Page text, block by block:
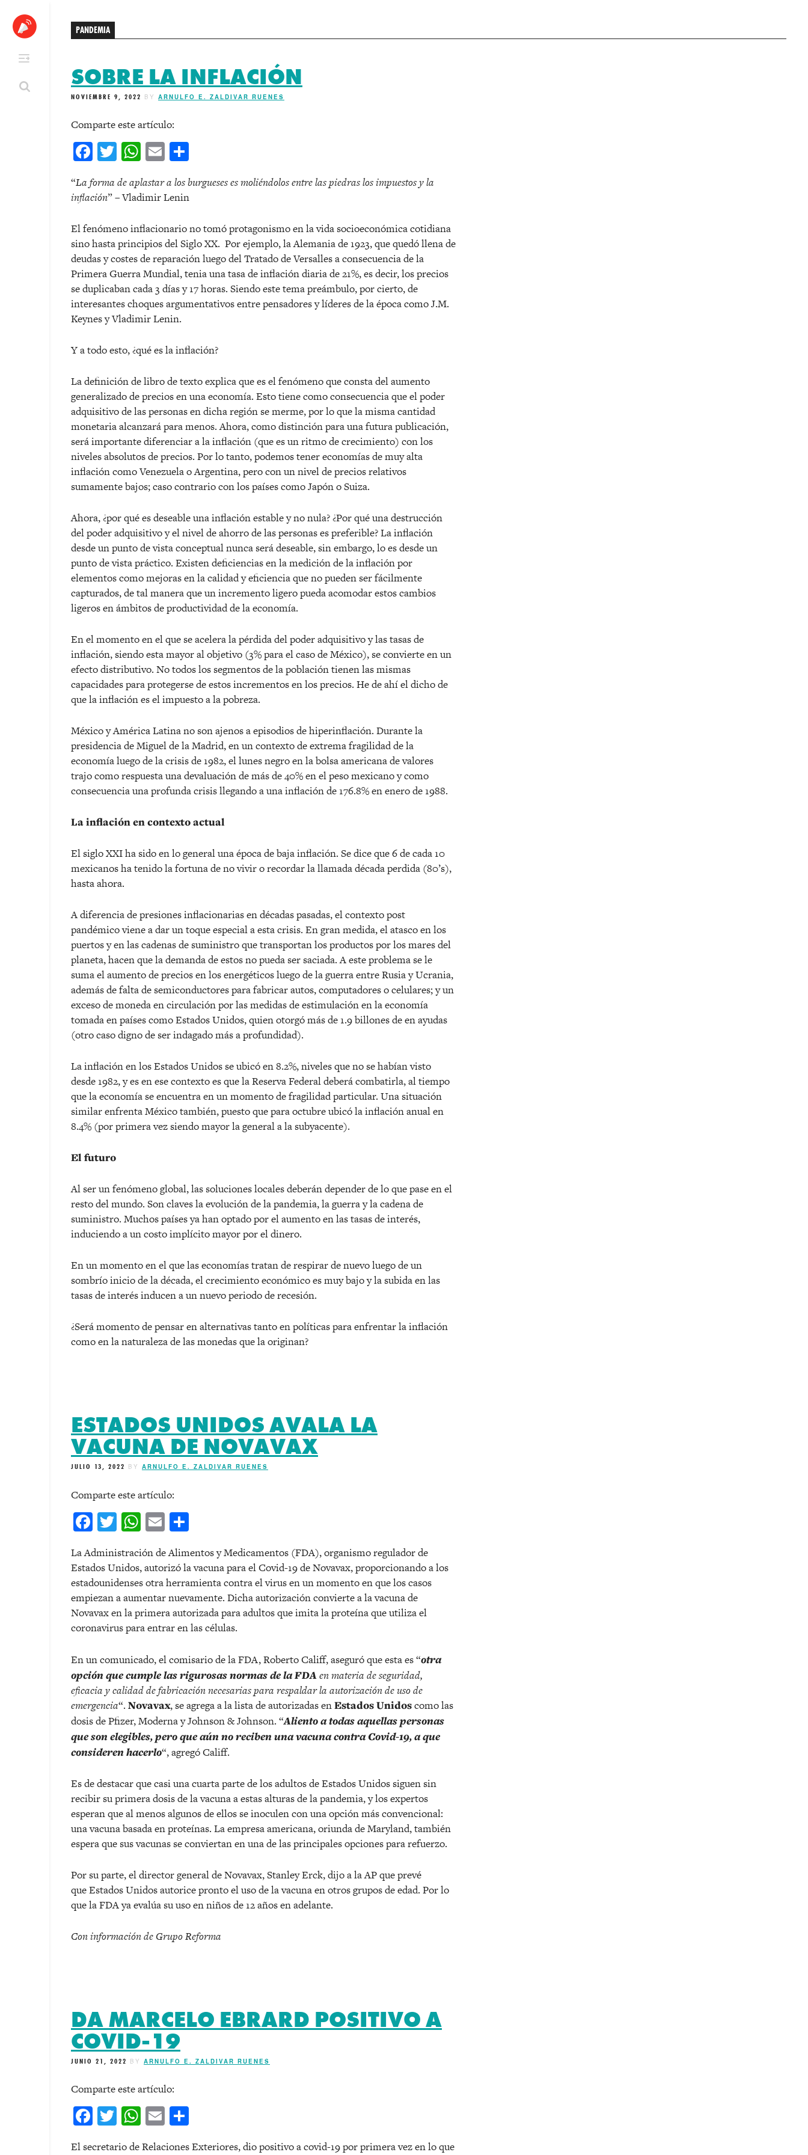
content
PANDEMIA
SOBRE LA INFLACIÓN
NOVIEMBRE 9, 2022 BY ARNULFO E. ZALDIVAR RUENES
Comparte este artículo:
Facebook
Twitter
WhatsApp
Email
“La forma de aplastar a los burgueses es moliéndolos entre las piedras los impuestos y la
inflación” – Vladimir Lenin
El fenómeno inflacionario no tomó protagonismo en la vida socioeconómica cotidiana
sino hasta principios del Siglo XX. Por ejemplo, la Alemania de 1923, que quedó llena de
deudas y costes de reparación luego del Tratado de Versalles a consecuencia de la
Primera Guerra Mundial, tenia una tasa de inflación diaria de 21%, es decir, los precios
se duplicaban cada 3 días y 17 horas. Siendo este tema preámbulo, por cierto, de
interesantes choques argumentativos entre pensadores y líderes de la época como J.M.
Keynes y Vladimir Lenin.
Y a todo esto, ¿qué es la inflación?
La definición de libro de texto explica que es el fenómeno que consta del aumento
generalizado de precios en una economía. Esto tiene como consecuencia que el poder
adquisitivo de las personas en dicha región se merme, por lo que la misma cantidad
monetaria alcanzará para menos. Ahora, como distinción para una futura publicación,
será importante diferenciar a la inflación (que es un ritmo de crecimiento) con los
niveles absolutos de precios. Por lo tanto, podemos tener economías de muy alta
inflación como Venezuela o Argentina, pero con un nivel de precios relativos
sumamente bajos; caso contrario con los países como Japón o Suiza.
Ahora, ¿por qué es deseable una inflación estable y no nula? ¿Por qué una destrucción
del poder adquisitivo y el nivel de ahorro de las personas es preferible? La inflación
desde un punto de vista conceptual nunca será deseable, sin embargo, lo es desde un
punto de vista práctico. Existen deficiencias en la medición de la inflación por
elementos como mejoras en la calidad y eficiencia que no pueden ser fácilmente
capturados, de tal manera que un incremento ligero pueda acomodar estos cambios
ligeros en ámbitos de productividad de la economía.
En el momento en el que se acelera la pérdida del poder adquisitivo y las tasas de
inflación, siendo esta mayor al objetivo (3% para el caso de México), se convierte en un
efecto distributivo. No todos los segmentos de la población tienen las mismas
capacidades para protegerse de estos incrementos en los precios. He de ahí el dicho de
que la inflación es el impuesto a la pobreza.
México y América Latina no son ajenos a episodios de hiperinflación. Durante la
presidencia de Miguel de la Madrid, en un contexto de extrema fragilidad de la
economía luego de la crisis de 1982, el lunes negro en la bolsa americana de valores
trajo como respuesta una devaluación de más de 40% en el peso mexicano y como
consecuencia una profunda crisis llegando a una inflación de 176.8% en enero de 1988.
La inflación en contexto actual
El siglo XXI ha sido en lo general una época de baja inflación. Se dice que 6 de cada 10
mexicanos ha tenido la fortuna de no vivir o recordar la llamada década perdida (80’s),
hasta ahora.
A diferencia de presiones inflacionarias en décadas pasadas, el contexto post
pandémico viene a dar un toque especial a esta crisis. En gran medida, el atasco en los
puertos y en las cadenas de suministro que transportan los productos por los mares del
planeta, hacen que la demanda de estos no pueda ser saciada. A este problema se le
suma el aumento de precios en los energéticos luego de la guerra entre Rusia y Ucrania,
además de falta de semiconductores para fabricar autos, computadores o celulares; y un
exceso de moneda en circulación por las medidas de estimulación en la economía
tomada en países como Estados Unidos, quien otorgó más de 1.9 billones de en ayudas
(otro caso digno de ser indagado más a profundidad).
La inflación en los Estados Unidos se ubicó en 8.2%, niveles que no se habían visto
desde 1982, y es en ese contexto es que la Reserva Federal deberá combatirla, al tiempo
que la economía se encuentra en un momento de fragilidad particular. Una situación
similar enfrenta México también, puesto que para octubre ubicó la inflación anual en
8.4% (por primera vez siendo mayor la general a la subyacente).
El futuro
Al ser un fenómeno global, las soluciones locales deberán depender de lo que pase en el
resto del mundo. Son claves la evolución de la pandemia, la guerra y la cadena de
suministro. Muchos países ya han optado por el aumento en las tasas de interés,
induciendo a un costo implícito mayor por el dinero.
En un momento en el que las economías tratan de respirar de nuevo luego de un
sombrío inicio de la década, el crecimiento económico es muy bajo y la subida en las
tasas de interés inducen a un nuevo periodo de recesión.
¿Será momento de pensar en alternativas tanto en políticas para enfrentar la inflación
como en la naturaleza de las monedas que la originan?
ESTADOS UNIDOS AVALA LA
VACUNA DE NOVAVAX
JULIO 13, 2022 BY ARNULFO E. ZALDIVAR RUENES
Comparte este artículo:
Facebook
Twitter
WhatsApp
Email
La Administración de Alimentos y Medicamentos (FDA), organismo regulador de
Estados Unidos, autorizó la vacuna para el Covid-19 de Novavax, proporcionando a los
estadounidenses otra herramienta contra el virus en un momento en que los casos
empiezan a aumentar nuevamente. Dicha autorización convierte a la vacuna de
Novavax en la primera autorizada para adultos que imita la proteína que utiliza el
coronavirus para entrar en las células.
En un comunicado, el comisario de la FDA, Roberto Califf, aseguró que esta es “otra
opción que cumple las rigurosas normas de la FDAen materia de seguridad,
eficacia y calidad de fabricación necesarias para respaldar la autorización de uso de
emergencia“. Novavax, se agrega a la lista de autorizadas enEstadosUnidoscomo las
dosis de Pfizer, Moderna y Johnson & Johnson. “Aliento a todas aquellas personas
que son elegibles, pero que aún no reciben una vacuna contra Covid-19, a que
consideren hacerlo“, agregó Califf.
Es de destacar que casi una cuarta parte de los adultos de Estados Unidos siguen sin
recibir su primera dosis de la vacuna a estas alturas de la pandemia, y los expertos
esperan que al menos algunos de ellos se inoculen con una opción más convencional:
una vacuna basada en proteínas. La empresa americana, oriunda de Maryland, también
espera que sus vacunas se conviertan en una de las principales opciones para refuerzo.
Por su parte, el director general de Novavax, Stanley Erck, dijo a la AP que prevé
que Estados Unidos autorice pronto el uso de la vacuna en otros grupos de edad. Por lo
que la FDA ya evalúa su uso en niños de 12 años en adelante.
Con información de Grupo Reforma
DA MARCELO EBRARD POSITIVO A
COVID-19
JUNIO 21, 2022 BY ARNULFO E. ZALDIVAR RUENES
Comparte este artículo:
Facebook
Twitter
WhatsApp
Email
El secretario de Relaciones Exteriores, dio positivo a covid-19 por primera vez en lo que